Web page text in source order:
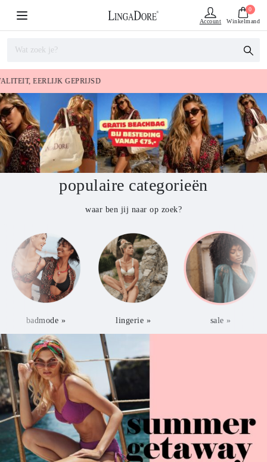
Account
0
Winkelmand
SINDS 2005 EEN BEGRIP IN LINGERIE
populaire categorieën
waar ben jij naar op zoek?
badmode » lingerie » sale »